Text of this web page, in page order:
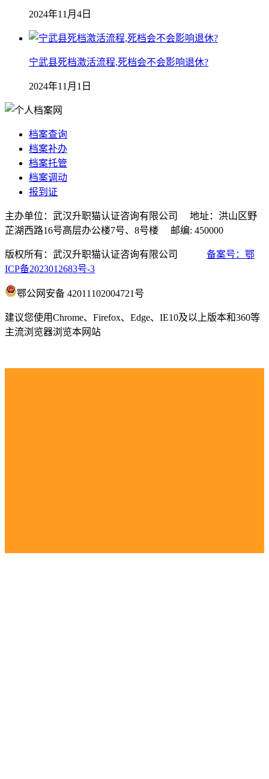
2024年11月4日
宁武县死档激活流程,死档会不会影响退休?
2024年11月1日
档案查询
档案补办
档案托管
档案调动
报到证
主办单位：武汉升职猫认证咨询有限公司 地址：洪山区野
芷湖西路16号高层办公楼7号、8号楼 邮编: 450000
版权所有：武汉升职猫认证咨询有限公司 备案号：鄂
ICP备2023012683号-3
鄂公网安备 42011102004721号
建议您使用Chrome、Firefox、Edge、IE10及以上版本和360等
主流浏览器浏览本网站